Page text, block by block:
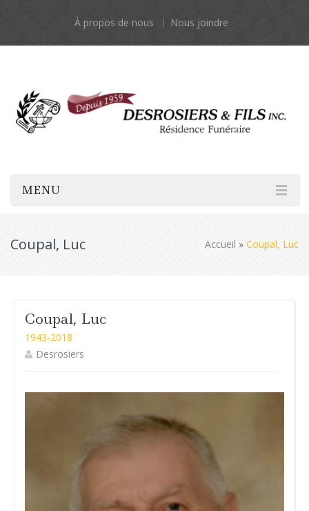
À propos de nous Nous joindre
MENU
Coupal, Luc Accueil » Coupal, Luc
Coupal, Luc
1943-2018
Desrosiers